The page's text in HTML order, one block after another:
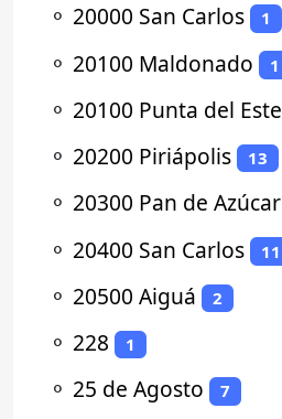
⚬ 20000 San Carlos 1
⚬ 20100 Maldonado 1
⚬ 20100 Punta del Este
⚬ 20200 Piriápolis 13
⚬ 20300 Pan de Azúcar
⚬ 20400 San Carlos 11
⚬ 20500 Aiguá 2
⚬ 228 1
⚬ 25 de Agosto 7